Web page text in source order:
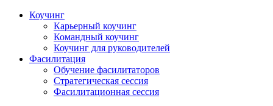
Коучинг
Карьерный коучинг
Командный коучинг
Коучинг для руководителей
Фасилитация
Обучение фасилитаторов
Стратегическая сессия
Фасилитационная сессия